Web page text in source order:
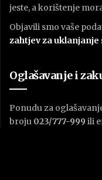
jeste, a korištenje
Objavili smo vaše
zahtjev za uklanjanje
Oglašavanje i
Ponudu za
broju 023/777-999 ili